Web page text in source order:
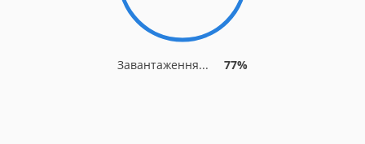
Завантаження... 77%